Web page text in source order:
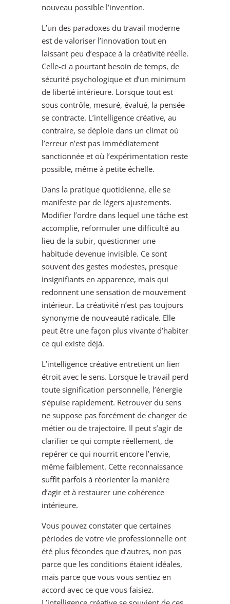
nouveau possible l’invention.
L’un des paradoxes du travail moderne
est de valoriser l’innovation tout en
laissant peu d’espace à la créativité réelle.
Celle-ci a pourtant besoin de temps, de
sécurité psychologique et d’un minimum
de liberté intérieure. Lorsque tout est
sous contrôle, mesuré, évalué, la pensée
se contracte. L’intelligence créative, au
contraire, se déploie dans un climat où
l’erreur n’est pas immédiatement
sanctionnée et où l’expérimentation reste
possible, même à petite échelle.
Dans la pratique quotidienne, elle se
manifeste par de légers ajustements.
Modifier l’ordre dans lequel une tâche est
accomplie, reformuler une difficulté au
lieu de la subir, questionner une
habitude devenue invisible. Ce sont
souvent des gestes modestes, presque
insignifiants en apparence, mais qui
redonnent une sensation de mouvement
intérieur. La créativité n’est pas toujours
synonyme de nouveauté radicale. Elle
peut être une façon plus vivante d’habiter
ce qui existe déjà.
L’intelligence créative entretient un lien
étroit avec le sens. Lorsque le travail perd
toute signification personnelle, l’énergie
s’épuise rapidement. Retrouver du sens
ne suppose pas forcément de changer de
métier ou de trajectoire. Il peut s’agir de
clarifier ce qui compte réellement, de
repérer ce qui nourrit encore l’envie,
même faiblement. Cette reconnaissance
suffit parfois à réorienter la manière
d’agir et à restaurer une cohérence
intérieure.
Vous pouvez constater que certaines
périodes de votre vie professionnelle ont
été plus fécondes que d’autres, non pas
parce que les conditions étaient idéales,
mais parce que vous vous sentiez en
accord avec ce que vous faisiez.